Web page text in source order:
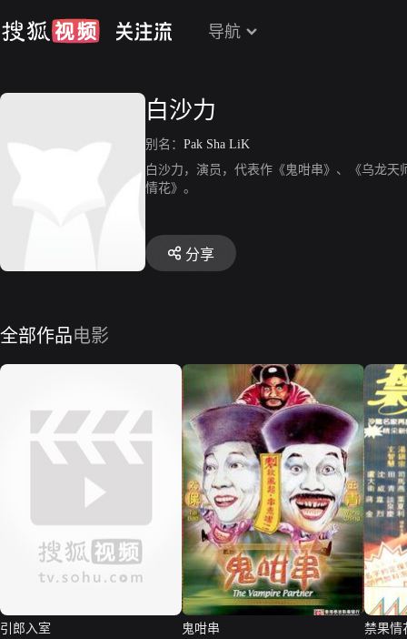
导航
白沙力
别名： Pak Sha LiK
白沙力，演员，代表作《鬼咁串》、《乌龙
情花》。
分享
全部作品电影
引郎入室
鬼咁串
禁果情